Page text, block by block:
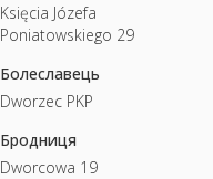
Księcia Józefa
Poniatowskiego 29
Болеславець
Dworzec PKP
Бродниця
Dworcowa 19